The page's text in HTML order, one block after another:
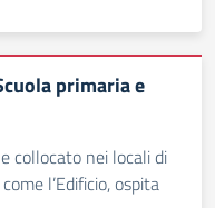
primaria e
collocato nei locali di
l’Edificio, ospita